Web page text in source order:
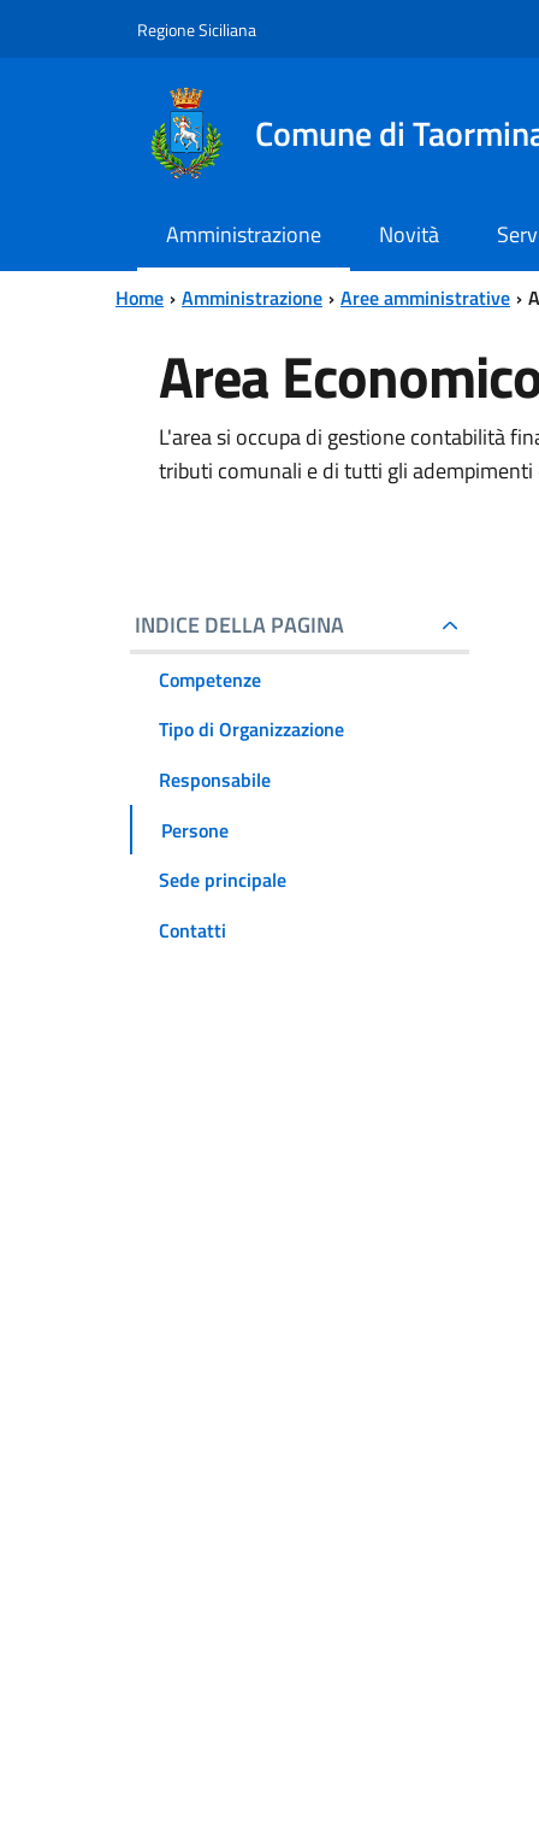
Regione Siciliana
Comune di
Amministrazione Novità
Home Amministrazione Aree amministrative
Area
L'area si occupa di gestione contabilità
tributi comunali e di tutti gli adempimenti
INDICE DELLA PAGINA
Competenze
Tipo di Organizzazione
Responsabile
Persone
Sede principale
Contatti